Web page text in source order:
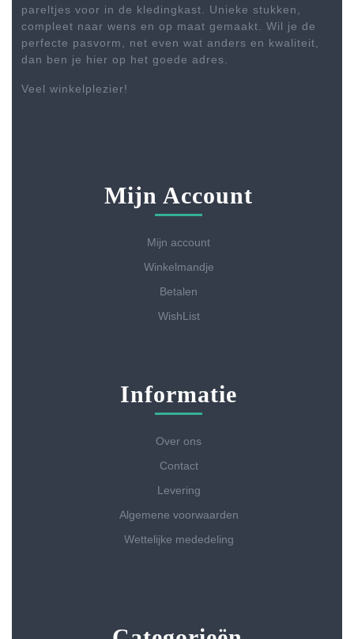
pareltjes voor in de kledingkast. Unieke stukken,
compleet naar wens en op maat gemaakt. Wil je de
perfecte pasvorm, net even wat anders en kwaliteit,
dan ben je hier op het goede adres.
Veel winkelplezier!
Mijn Account
Mijn account
Winkelmandje
Betalen
WishList
Informatie
Over ons
Contact
Levering
Algemene voorwaarden
Wettelijke mededeling